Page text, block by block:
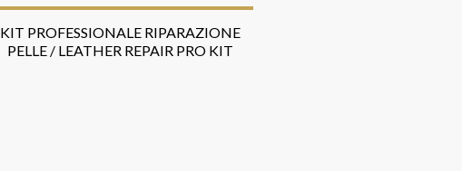
KIT PROFESSIONALE RIPARAZIONE
PELLE / LEATHER REPAIR PRO KIT